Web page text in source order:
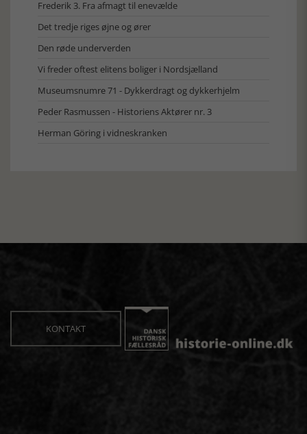
Frederik 3. Fra afmagt til enevælde
Det tredje riges øjne og ører
Den røde underverden
Vi freder oftest elitens boliger i Nordsjælland
Museumsnumre 71 - Dykkerdragt og dykkerhjelm
Peder Rasmussen - Historiens Aktører nr. 3
Herman Göring i vidneskranken
KONTAKT